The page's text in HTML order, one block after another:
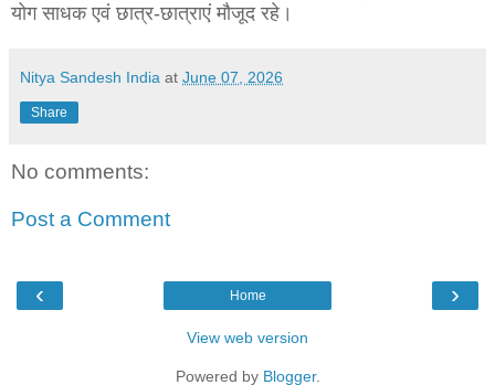
योग साधक एवं छात्र-छात्राएं मौजूद रहे।
Nitya Sandesh India at June 07, 2026
Share
No comments:
Post a Comment
‹ ›
Home
View web version
Powered by Blogger.